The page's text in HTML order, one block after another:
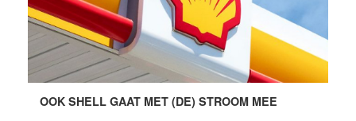
OOK SHELL GAAT MET (DE) STROOM MEE